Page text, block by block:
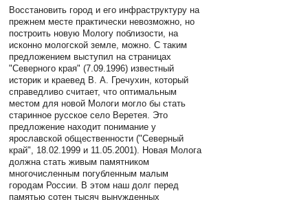
Восстановить город и его инфраструктуру на
прежнем месте практически невозможно, но
построить новую Мологу поблизости, на
исконно мологской земле, можно. С таким
предложением выступил на страницах
"Северного края" (7.09.1996) известный
историк и краевед В. А. Гречухин, который
справедливо считает, что оптимальным
местом для новой Мологи могло бы стать
старинное русское село Веретея. Это
предложение находит понимание у
ярославской общественности ("Северный
край", 18.02.1999 и 11.05.2001). Новая Молога
должна стать живым памятником
многочисленным погубленным малым
городам России. В этом наш долг перед
памятью сотен тысяч вынужденных